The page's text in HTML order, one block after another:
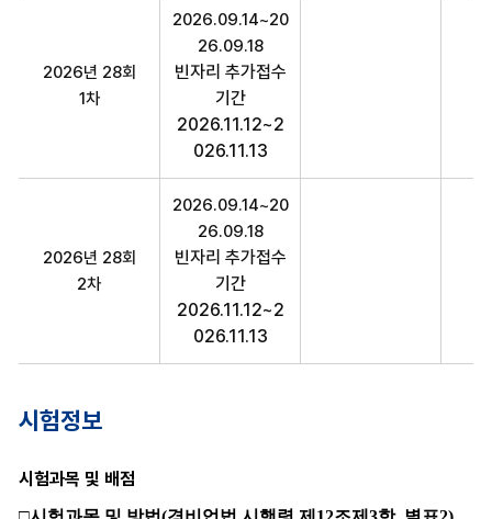
2026년 28회
1차
2026.09.14~20
26.09.18
빈자리 추가접수
기간
2026.11.12~2
026.11.13
2026년 28회
2차
2026.09.14~20
26.09.18
빈자리 추가접수
기간
2026.11.12~2
026.11.13
시험정보
시험과목 및 배점